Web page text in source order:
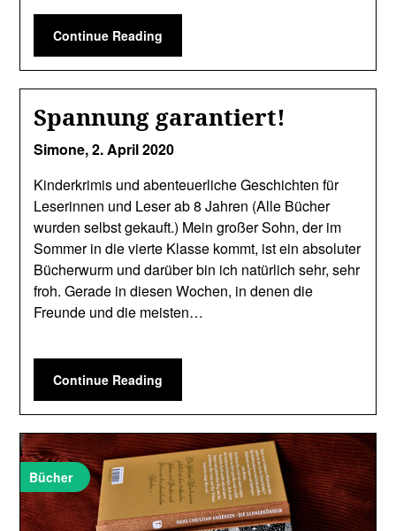
Continue Reading
Spannung garantiert!
Simone,2. April 2020
Kinderkrimis und abenteuerliche Geschichten für
Leserinnen und Leser ab 8 Jahren (Alle Bücher
wurden selbst gekauft.) Mein großer Sohn, der im
Sommer in die vierte Klasse kommt, ist ein absoluter
Bücherwurm und darüber bin ich natürlich sehr, sehr
froh. Gerade in diesen Wochen, in denen die
Freunde und die meisten…
Continue Reading
Bücher